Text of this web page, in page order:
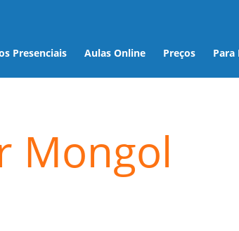
Presenciais Aulas Online Preços Para
Mongol